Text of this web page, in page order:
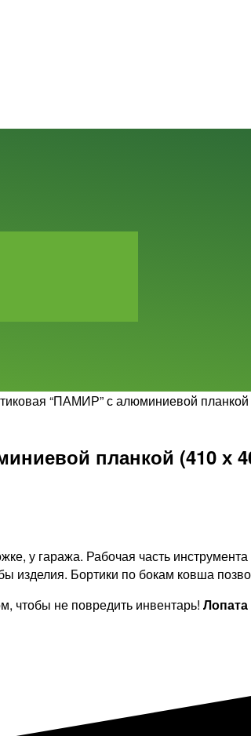
“ПАМИР” с алюминиевой
планкой (410 х
у гаража. Рабочая часть
Бортики по бокам ковша
чтобы не повредить инвентарь! Лопата